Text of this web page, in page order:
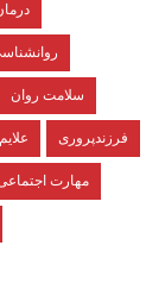
سلامت روان
فرزندپروری
مهارت